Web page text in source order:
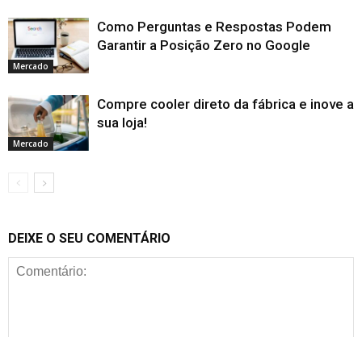
Mercado
Como Perguntas e Respostas Podem
Garantir a Posição Zero no Google
Mercado
Compre cooler direto da fábrica e inove a
sua loja!
DEIXE O SEU COMENTÁRIO